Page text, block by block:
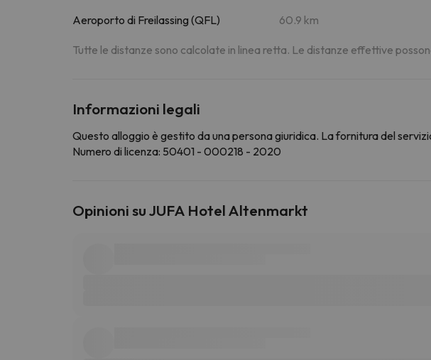
Aeroporto di Freilassing (QFL) 60.9 km
Tutte le distanze sono calcolate in linea retta. Le distanze effettive
Informazioni legali
Questo alloggio è gestito da una persona giuridica. La fornitura del
Numero di licenza: 50401 - 000218 - 2020
Opinioni su JUFA Hotel Altenmarkt